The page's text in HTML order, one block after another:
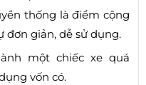
thống là điểm cộng
đơn giản, dễ sử dụng.
một chiếc xe quá
vốn có.